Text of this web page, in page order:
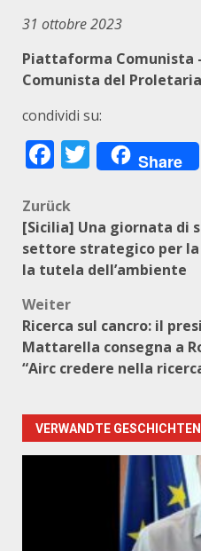
31 ottobre 2023
Piattaforma Comunista
Comunista del
condividi su:
Facebook
Twitter
Share
Zurück
[Sicilia] Una giornata di
settore strategico per
la tutela dell’ambiente
Weiter
Ricerca sul cancro: il
Mattarella consegna a
“Airc credere nella
VERWANDTE GESCHICHTEN